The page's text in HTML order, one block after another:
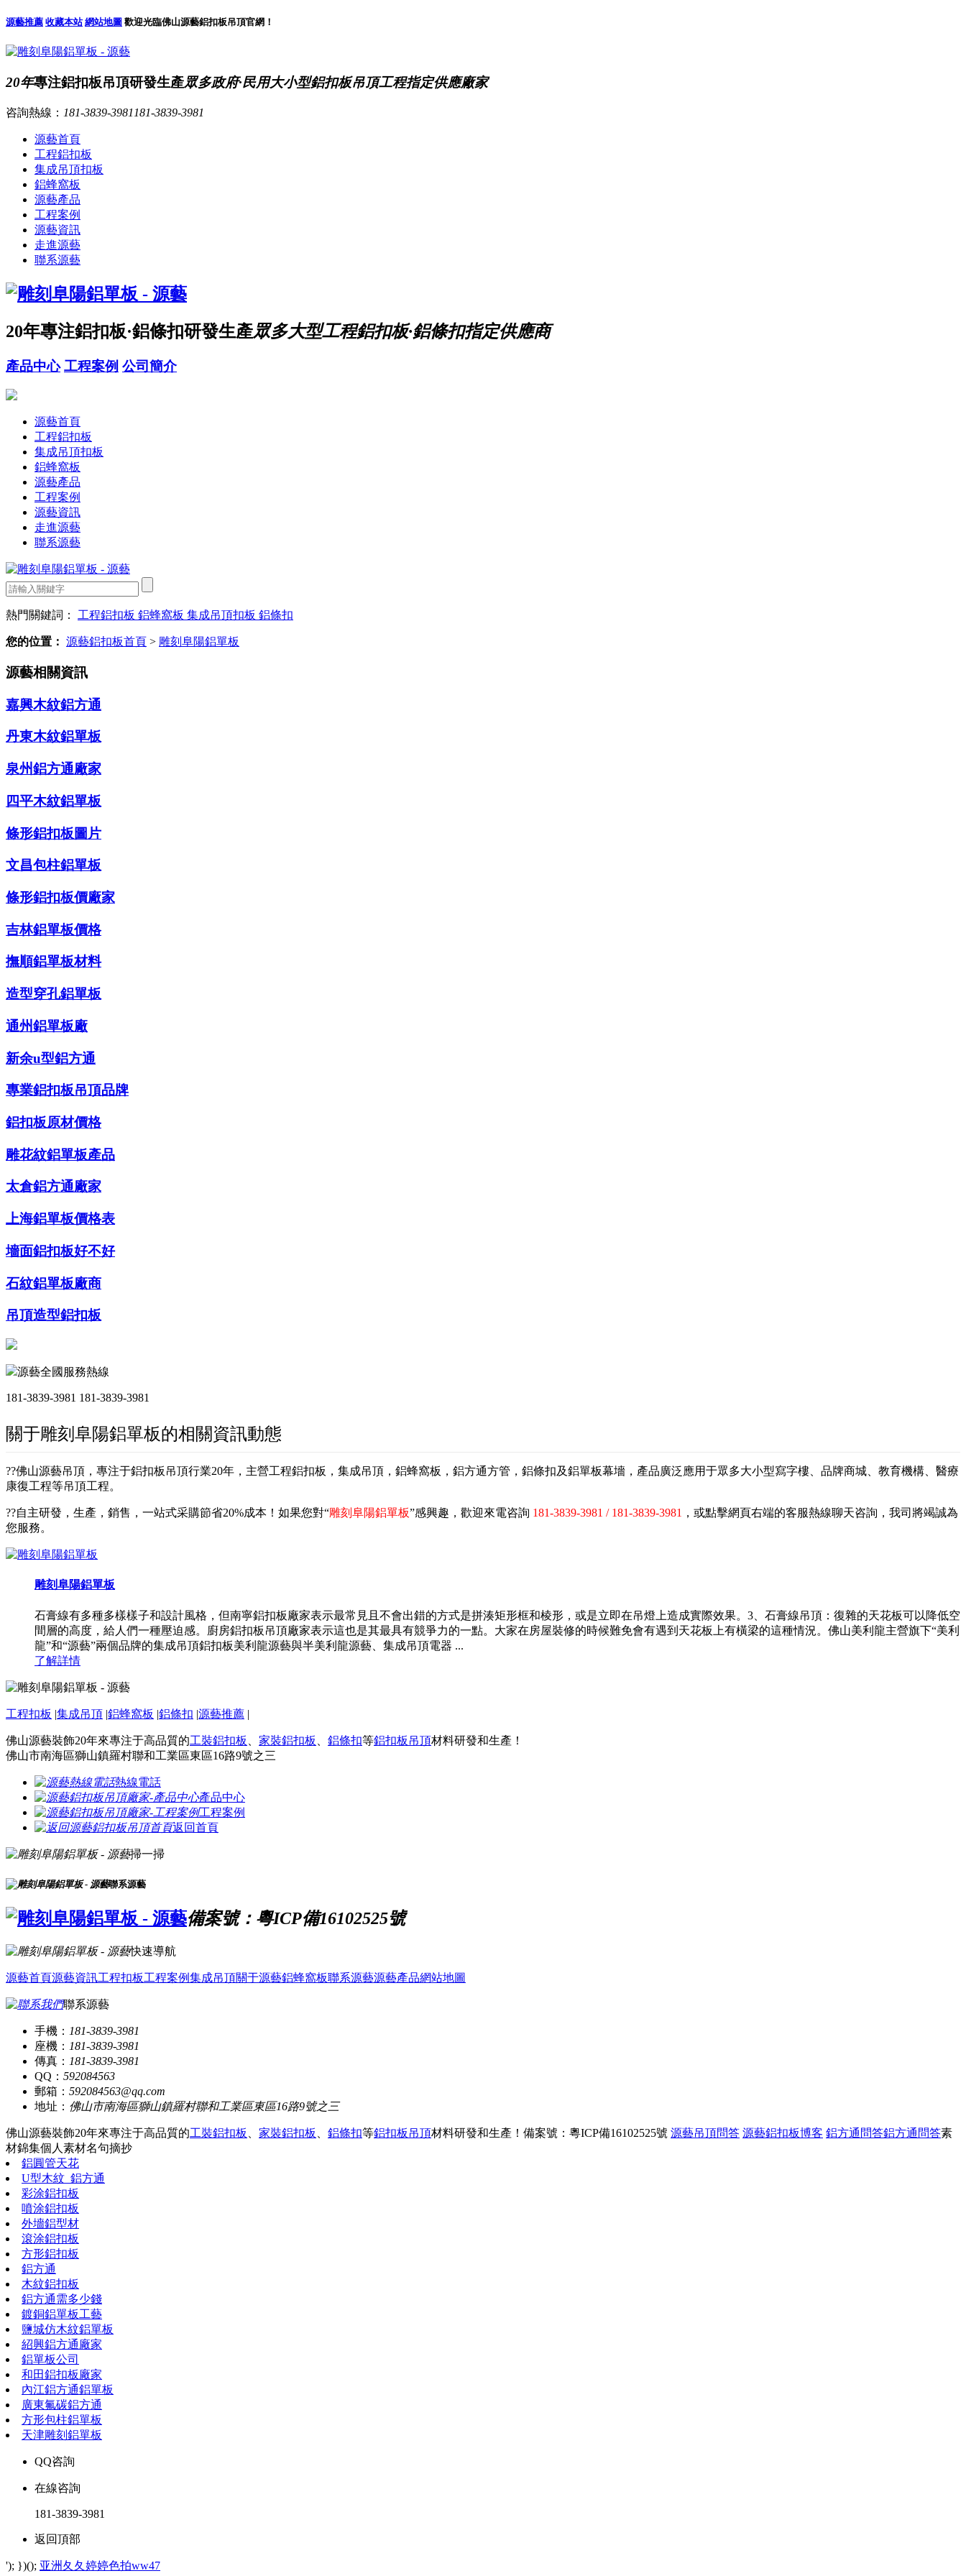
源藝推薦 收藏本站 網站地圖 歡迎光臨佛山源藝鋁扣板吊頂官網！
20年專注鋁扣板吊頂研發生產眾多政府·民用大小型鋁扣板吊頂工程指定供應廠家
咨詢熱線： 181-3839-3981 181-3839-3981
源藝首頁
工程鋁扣板
集成吊頂扣板
鋁蜂窩板
源藝產品
工程案例
源藝資訊
走進源藝
聯系源藝
20年專注鋁扣板·鋁條扣研發生產眾多大型工程鋁扣板·鋁條扣指定供應商
產品中心 工程案例 公司簡介
源藝首頁
工程鋁扣板
集成吊頂扣板
鋁蜂窩板
源藝產品
工程案例
源藝資訊
走進源藝
聯系源藝
熱門關鍵詞： 工程鋁扣板 鋁蜂窩板 集成吊頂扣板 鋁條扣
您的位置： 源藝鋁扣板首頁 > 雕刻阜陽鋁單板
源藝相關資訊
嘉興木紋鋁方通
丹東木紋鋁單板
泉州鋁方通廠家
四平木紋鋁單板
條形鋁扣板圖片
文昌包柱鋁單板
條形鋁扣板價廠家
吉林鋁單板價格
撫順鋁單板材料
造型穿孔鋁單板
通州鋁單板廠
新余u型鋁方通
專業鋁扣板吊頂品牌
鋁扣板原材價格
雕花紋鋁單板產品
太倉鋁方通廠家
上海鋁單板價格表
墻面鋁扣板好不好
石紋鋁單板廠商
吊頂造型鋁扣板
源藝全國服務熱線
181-3839-3981 181-3839-3981
關于雕刻阜陽鋁單板的相關資訊動態
??佛山源藝吊頂，專注于鋁扣板吊頂行業20年，主營工程鋁扣板，集成吊頂，鋁蜂窩板，鋁方通方管，鋁條扣及鋁單板幕墻，產品廣泛應用于眾多大小型寫字樓、品牌商城、教育機構、醫療
康復工程等吊頂工程。
??自主研發，生產，銷售，一站式采購節省20%成本！如果您對“雕刻阜陽鋁單板”感興趣，歡迎來電咨詢 181-3839-3981 / 181-3839-3981 ，或點擊網頁右端的客服熱線聊天咨詢，我司將竭誠為
您服務。
雕刻阜陽鋁單板
石膏線有多種多樣樣子和設計風格，但南寧鋁扣板廠家表示最常見且不會出錯的方式是拼湊矩形框和棱形，或是立即在吊燈上造成實際效果。3、石膏線吊頂：復雜的天花板可以降低空
間層的高度，給人們一種壓迫感。廚房鋁扣板吊頂廠家表示這也是其最具有競爭力的一點。大家在房屋裝修的時候難免會有遇到天花板上有橫梁的這種情況。佛山美利龍主營旗下“美利
龍”和“源藝”兩個品牌的集成吊頂鋁扣板美利龍源藝與半美利龍源藝、集成吊頂電器 ...
了解詳情
工程扣板 |集成吊頂 |鋁蜂窩板 |鋁條扣 |源藝推薦 |
佛山源藝裝飾20年來專注于高品質的工裝鋁扣板 家裝鋁扣板 鋁條扣等鋁扣板吊頂材料研發和生產！
佛山市南海區獅山鎮羅村聯和工業區東區16路9號之三
熱線電話
產品中心
工程案例
返回首頁
掃一掃
聯系源藝
備案號：粵ICP備16102525號
快速導航
源藝首頁源藝資訊工程扣板工程案例集成吊頂關于源藝鋁蜂窩板聯系源藝源藝產品網站地圖
聯系源藝
手機： 181-3839-3981
座機： 181-3839-3981
傳真： 181-3839-3981
QQ： 592084563
郵箱： 592084563@qq.com
地址： 佛山市南海區獅山鎮羅村聯和工業區東區16路9號之三
佛山源藝裝飾20年來專注于高品質的工裝鋁扣板 家裝鋁扣板 鋁條扣等鋁扣板吊頂材料研發和生產！ 備案號：粵ICP備16102525號 源藝吊頂問答 源藝鋁扣板博客 鋁方通問答鋁方通問答素
材錦集個人素材名句摘抄
鋁圓管天花
U型木紋_鋁方通
彩涂鋁扣板
噴涂鋁扣板
外墻鋁型材
滾涂鋁扣板
方形鋁扣板
鋁方通
木紋鋁扣板
鋁方通需多少錢
鍍銅鋁單板工藝
鹽城仿木紋鋁單板
紹興鋁方通廠家
鋁單板公司
和田鋁扣板廠家
內江鋁方通鋁單板
廣東氟碳鋁方通
方形包柱鋁單板
天津雕刻鋁單板
QQ咨詢
在線咨詢
181-3839-3981
返回頂部
'); })(); 亚洲夂夂婷婷色拍ww47